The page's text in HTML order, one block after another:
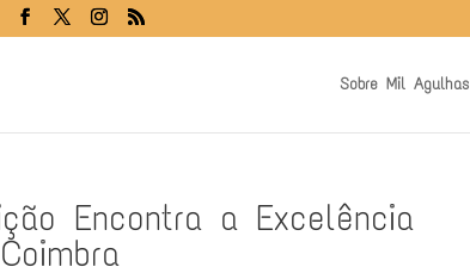
Sobre Mil Agulhas
Encontra a Excelência